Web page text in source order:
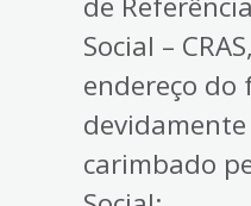
Social –
endereço do
carimbado